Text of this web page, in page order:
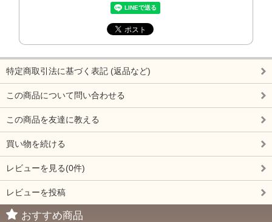
特定商取引法に基づく表記 (返品など)
この商品について問い合わせる
この商品を友達に教える
買い物を続ける
レビューを見る(0件)
レビューを投稿
おすすめ商品